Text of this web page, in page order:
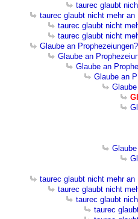
taurec glaubt
taurec glaubt nicht mehr an
taurec glaubt nicht
taurec glaubt nicht
Glaube an Prophezeiungen?
Glaube an
Glaube an
Glaube an
taurec glaubt nicht mehr an
taurec glaubt nicht
taurec glaubt
taurec